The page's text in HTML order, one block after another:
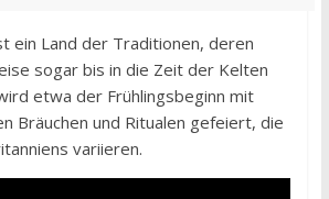
ein Land der Traditionen, deren
sogar bis in die Zeit der Kelten
etwa der Frühlingsbeginn mit
Bräuchen und Ritualen gefeiert, die
variieren.